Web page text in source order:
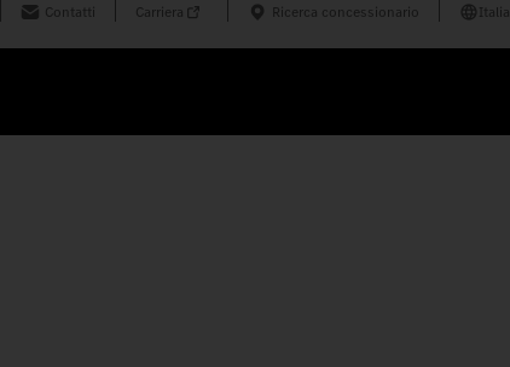
Contatti Carriera Ricerca concessionario Italia